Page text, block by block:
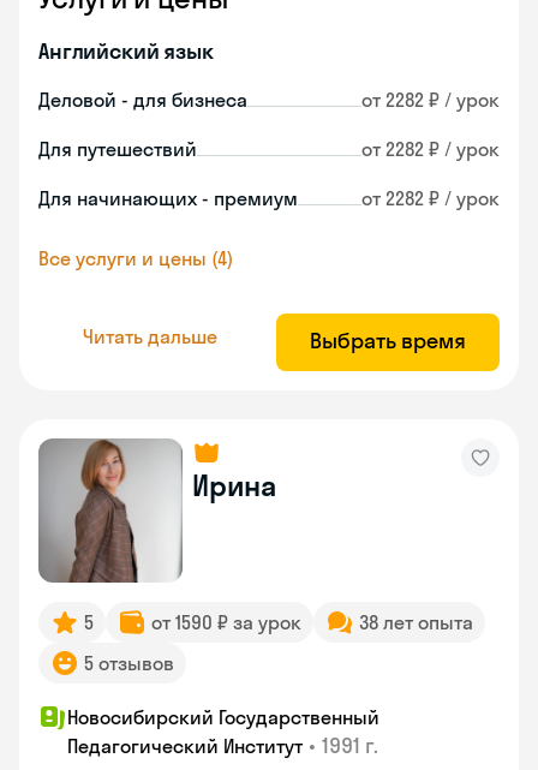
Английский язык
Деловой - для бизнеса от 2282 ₽ / урок
Для путешествий от 2282 ₽ / урок
Для начинающих - премиум от 2282 ₽ / урок
Все услуги и цены (4)
Читать дальше Выбрать время
Ирина
5 от 1590 ₽ за урок
38 лет опыта
5 отзывов
Новосибирский Государственный
Педагогический Институт • 1991 г.